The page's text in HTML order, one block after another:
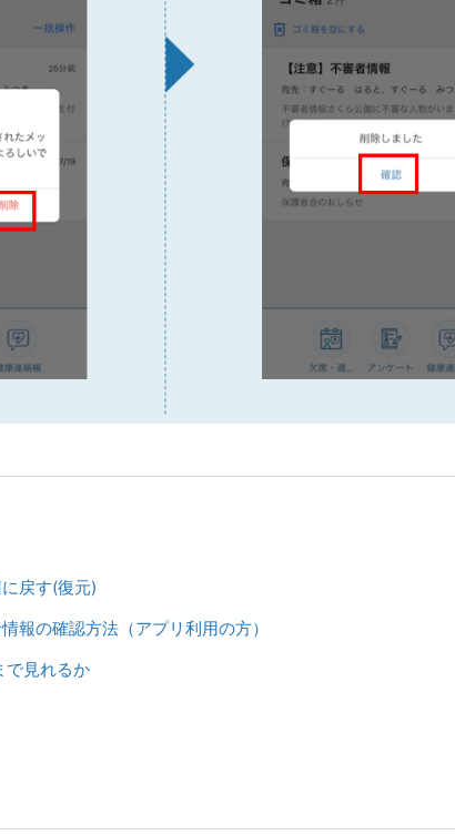
戻す(復元)
報の確認方法（アプリ利用の方）
で見れるか